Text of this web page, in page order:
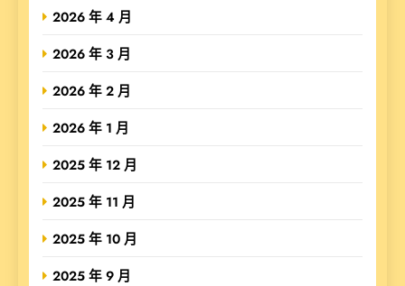
2026 年 4 月
2026 年 3 月
2026 年 2 月
2026 年 1 月
2025 年 12 月
2025 年 11 月
2025 年 10 月
2025 年 9 月